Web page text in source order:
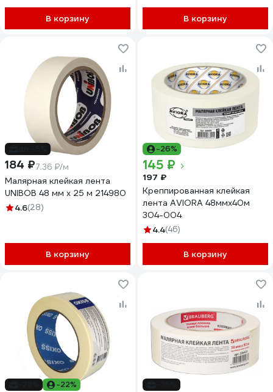
В корзину В корзину
184 ₽7.36 ₽/м
Малярная клейкая лента
UNIBOB 48 мм х 25 м 214980
4.6(28)
В корзину
-26%
145 ₽
197 ₽
Креппированная клейкая
лента AVIORA 48ммх40м
304-004
4.4(46)
В корзину
-22%